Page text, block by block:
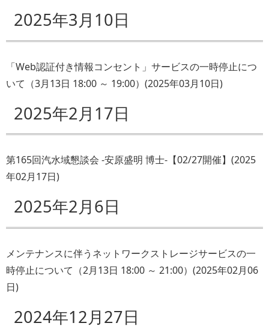
2025年3月10日
「Web認証付き情報コンセント」サービスの一時停止につ
いて（3月13日 18:00 ～ 19:00） (2025年03月10日)
2025年2月17日
第165回汽水域懇談会 -安原盛明 博士-【02/27開催】 (2025
年02月17日)
2025年2月6日
メンテナンスに伴うネットワークストレージサービスの一
時停止について（2月13日 18:00 ～ 21:00） (2025年02月06
日)
2024年12月27日